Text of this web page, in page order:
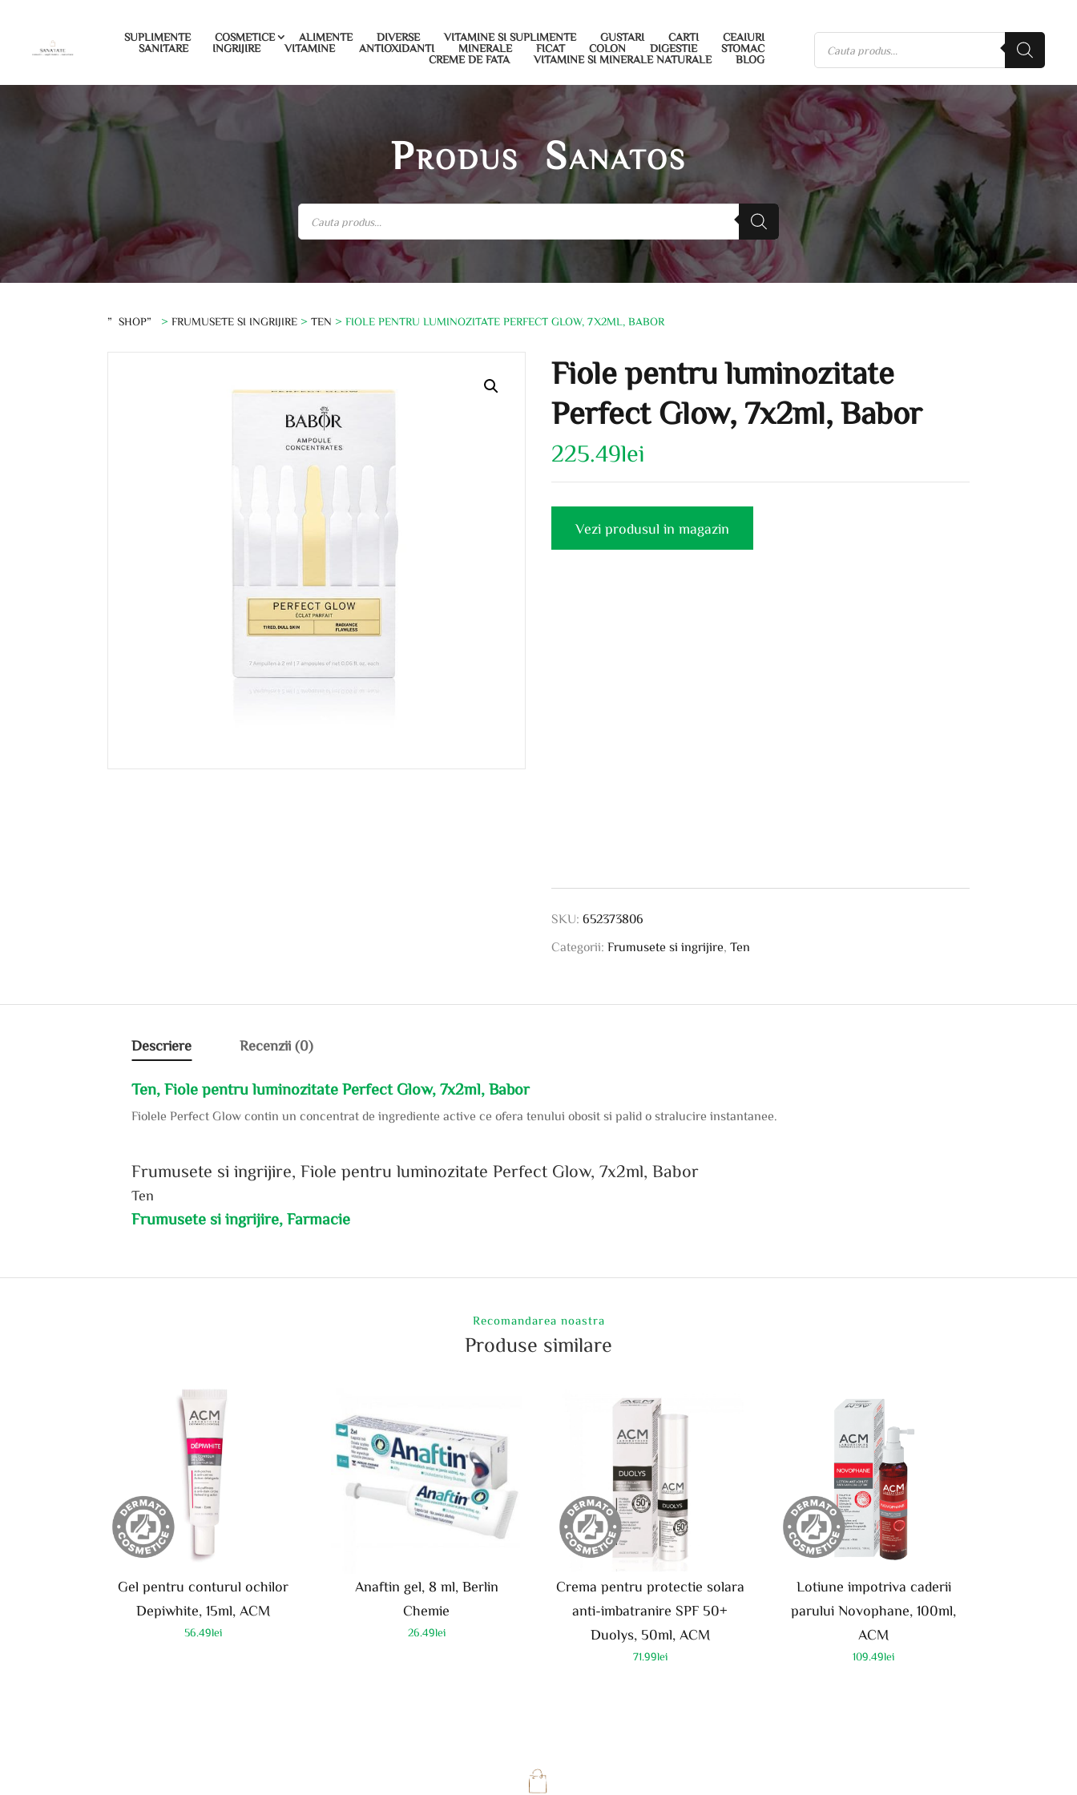
SUPLIMENTE COSMETICE ALIMENTE DIVERSE VITAMINE SI SUPLIMENTE GUSTARI CARTI
CEAIURI
SANITARE
INGRIJIRE VITAMINE ANTIOXIDANTI MINERALE FICAT COLON DIGESTIE
STOMAC
CREME DE FATA
VITAMINE SI MINERALE NATURALE BLOG
Produs Sanatos
”SHOP” >FRUMUSETE SI INGRIJIRE >TEN > FIOLE PENTRU LUMINOZITATE PERFECT GLOW, 7X2ML, BABOR
Fiole pentru luminozitate
Perfect Glow, 7x2ml, Babor
225.49lei
Vezi produsul in magazin
SKU:652373806
Categorii:Frumusete si ingrijire ,Ten
Descriere Recenzii (0)
Ten, Fiole pentru luminozitate Perfect Glow, 7x2ml, Babor
Fiolele Perfect Glow contin un concentrat de ingrediente active ce ofera tenului obosit si palid o stralucire instantanee.
Frumusete si ingrijire, Fiole pentru luminozitate Perfect Glow, 7x2ml, Babor
Ten
Frumusete si ingrijire, Farmacie
Recomandarea noastra
Produse similare
Gel pentru conturul ochilor
Depiwhite, 15ml, ACM
56.49lei
Anaftin gel, 8 ml, Berlin
Chemie
26.49lei
Crema pentru protectie solara
anti-imbatranire SPF 50+
Duolys, 50ml, ACM
71.99lei
Lotiune impotriva caderii
parului Novophane, 100ml,
ACM
109.49lei